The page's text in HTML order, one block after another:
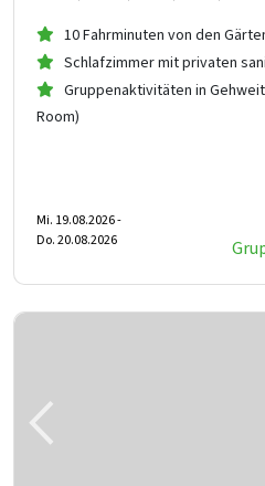
10 Fahrminuten von den
Schlafzimmer mit privaten
Gruppenaktivitäten in
Room)
Mi. 19.08.2026 -
Do. 20.08.2026